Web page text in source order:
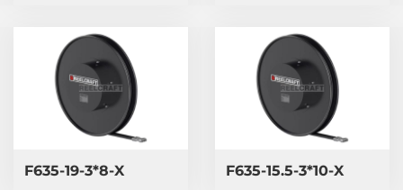
F635-19-3*8-X F635-15.5-3*10-X